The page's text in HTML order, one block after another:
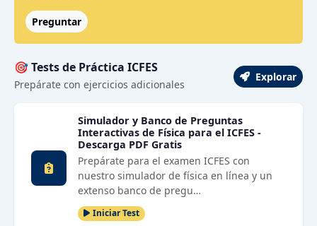
Preguntar
🎯 Tests de Práctica ICFES
Prepárate con ejercicios adicionales
Explorar
Simulador y Banco de Preguntas
Interactivas de Física para el ICFES -
Descarga PDF Gratis
Prepárate para el examen ICFES con
nuestro simulador de física en línea y un
extenso banco de pregu…
Iniciar Test